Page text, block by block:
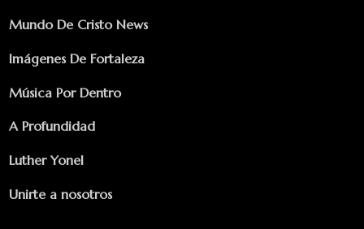
Mundo De Cristo News
Imágenes De Fortaleza
Música Por Dentro
A Profundidad
Luther Yonel
Unirte a nosotros